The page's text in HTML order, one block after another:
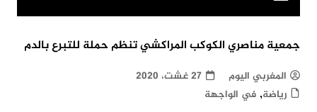
جمعية مناصري الكوكب المراكشي تنظم حملة للتبرع بالدم
المغربي اليوم
27 غشت، 2020
رياضة, في الواجهة